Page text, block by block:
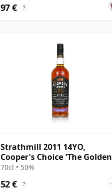
97 € ?
Strathmill 2011 14YO,
Cooper's Choice 'The Golden
Cut' Collection
70cl • 50%
52 € ?